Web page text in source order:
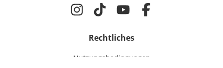
Rechtliches
Nutzungsbedingungen